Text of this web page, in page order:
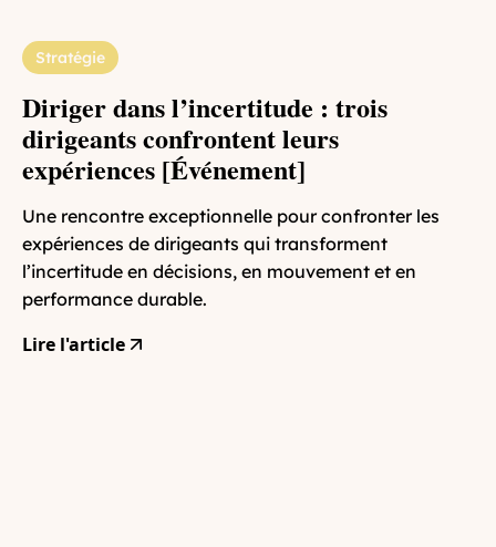
Stratégie
Diriger dans l’incertitude : trois
dirigeants confrontent leurs
expériences [Événement]
Une rencontre exceptionnelle pour confronter les
expériences de dirigeants qui transforment
l’incertitude en décisions, en mouvement et en
performance durable.
Lire l'article